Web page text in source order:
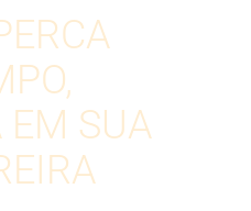
EM SUA